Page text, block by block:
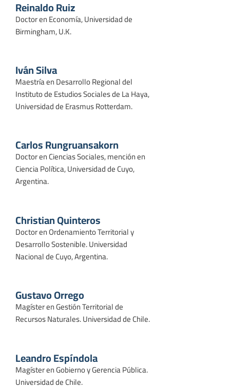
Reinaldo Ruiz
Doctor en Economía, Universidad de
Birmingham, U.K.
Iván Silva
Maestría en Desarrollo Regional del
Instituto de Estudios Sociales de La Haya,
Universidad de Erasmus Rotterdam.
Carlos Rungruansakorn
Doctor en Ciencias Sociales, mención en
Ciencia Política, Universidad de Cuyo,
Argentina.
Christian Quinteros
Doctor en Ordenamiento Territorial y
Desarrollo Sostenible. Universidad
Nacional de Cuyo, Argentina.
Gustavo Orrego
Magíster en Gestión Territorial de
Recursos Naturales. Universidad de Chile.
Leandro Espíndola
Magíster en Gobierno y Gerencia Pública.
Universidad de Chile.